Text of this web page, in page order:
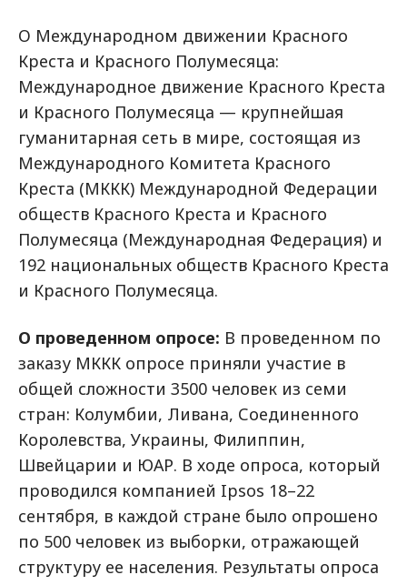
О Международном движении Красного
Креста и Красного Полумесяца:
Международное движение Красного Креста
и Красного Полумесяца — крупнейшая
гуманитарная сеть в мире, состоящая из
Международного Комитета Красного
Креста (МККК) Международной Федерации
обществ Красного Креста и Красного
Полумесяца (Международная Федерация) и
192 национальных обществ Красного Креста
и Красного Полумесяца.
О проведенном опросе: В проведенном по
заказу МККК опросе приняли участие в
общей сложности 3500 человек из семи
стран: Колумбии, Ливана, Соединенного
Королевства, Украины, Филиппин,
Швейцарии и ЮАР. В ходе опроса, который
проводился компанией Ipsos 18–22
сентября, в каждой стране было опрошено
по 500 человек из выборки, отражающей
структуру ее населения. Результаты опроса